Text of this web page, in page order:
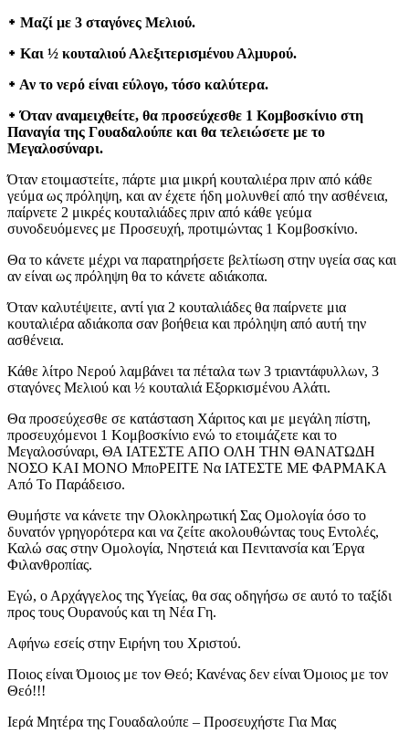
᛭ Μαζί με 3 σταγόνες Μελιού.
᛭ Και ½ κουταλιού Αλεξιτερισμένου Αλμυρού.
᛭ Αν το νερό είναι εύλογο, τόσο καλύτερα.
᛭ Όταν αναμειχθείτε, θα προσεύχεσθε 1 Κομβοσκίνιο στη
Παναγία της Γουαδαλούπε και θα τελειώσετε με το
Μεγαλοσύναρι.
Όταν ετοιμαστείτε, πάρτε μια μικρή κουταλιέρα πριν από κάθε
γεύμα ως πρόληψη, και αν έχετε ήδη μολυνθεί από την ασθένεια,
παίρνετε 2 μικρές κουταλιάδες πριν από κάθε γεύμα
συνοδευόμενες με Προσευχή, προτιμώντας 1 Κομβοσκίνιο.
Θα το κάνετε μέχρι να παρατηρήσετε βελτίωση στην υγεία σας και
αν είναι ως πρόληψη θα το κάνετε αδιάκοπα.
Όταν καλυτέψειτε, αντί για 2 κουταλιάδες θα παίρνετε μια
κουταλιέρα αδιάκοπα σαν βοήθεια και πρόληψη από αυτή την
ασθένεια.
Κάθε λίτρο Νερού λαμβάνει τα πέταλα των 3 τριαντάφυλλων, 3
σταγόνες Μελιού και ½ κουταλιά Εξορκισμένου Αλάτι.
Θα προσεύχεσθε σε κατάσταση Χάριτος και με μεγάλη πίστη,
προσευχόμενοι 1 Κομβοσκίνιο ενώ το ετοιμάζετε και το
Μεγαλοσύναρι, ΘΑ ΙΑΤΕΣΤΕ ΑΠΟ ΟΛΗ ΤΗΝ ΘΑΝΑΤΩΔΗ
ΝΟΣΟ ΚΑΙ ΜОΝΟ ΜποΡΕΙΤΕ Να ΙΑΤΕΣΤΕ ΜΕ ΦΑΡΜΑΚΑ
Από Το Παράδεισο.
Θυμήστε να κάνετε την Ολοκληρωτική Σας Ομολογία όσο το
δυνατόν γρηγορότερα και να ζείτε ακολουθώντας τους Εντολές,
Καλώ σας στην Ομολογία, Νηστειά και Πενιτανσία και Έργα
Φιλανθροπίας.
Εγώ, ο Αρχάγγελος της Υγείας, θα σας οδηγήσω σε αυτό το ταξίδι
προς τους Ουρανούς και τη Νέα Γη.
Αφήνω εσείς στην Ειρήνη του Χριστού.
Ποιος είναι Όμοιος με τον Θεό; Κανένας δεν είναι Όμοιος με τον
Θεό!!!
Ιερά Μητέρα της Γουαδαλούπε – Προσευχήστε Για Μας